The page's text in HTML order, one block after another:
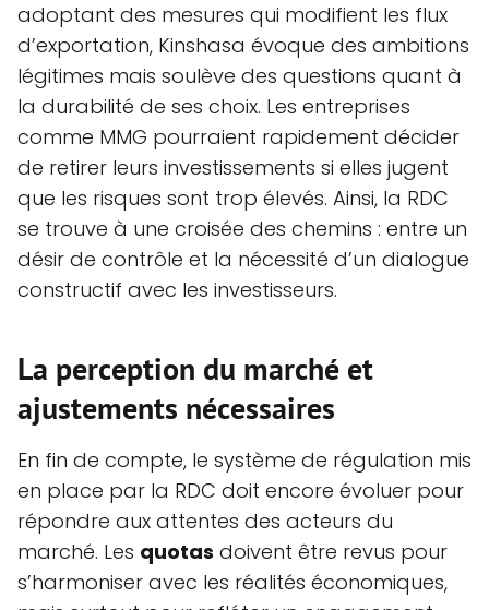
adoptant des mesures qui modifient les flux
d’exportation, Kinshasa évoque des ambitions
légitimes mais soulève des questions quant à
la durabilité de ses choix. Les entreprises
comme MMG pourraient rapidement décider
de retirer leurs investissements si elles jugent
que les risques sont trop élevés. Ainsi, la RDC
se trouve à une croisée des chemins : entre un
désir de contrôle et la nécessité d’un dialogue
constructif avec les investisseurs.
La perception du marché et
ajustements nécessaires
En fin de compte, le système de régulation mis
en place par la RDC doit encore évoluer pour
répondre aux attentes des acteurs du
marché. Les quotas doivent être revus pour
s’harmoniser avec les réalités économiques,